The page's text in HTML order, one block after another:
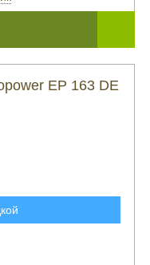
EP 163 DE